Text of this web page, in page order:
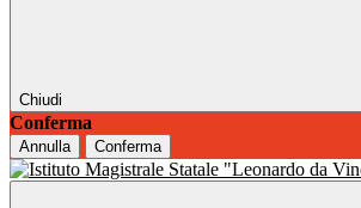
Chiudi
Conferma
Annulla Conferma